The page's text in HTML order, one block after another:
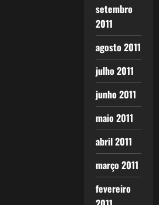
setembro
2011
agosto 2011
julho 2011
junho 2011
maio 2011
abril 2011
março 2011
fevereiro